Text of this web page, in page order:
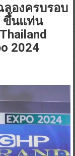
ลองครบรอบ
ขึ้นแท่น
2024